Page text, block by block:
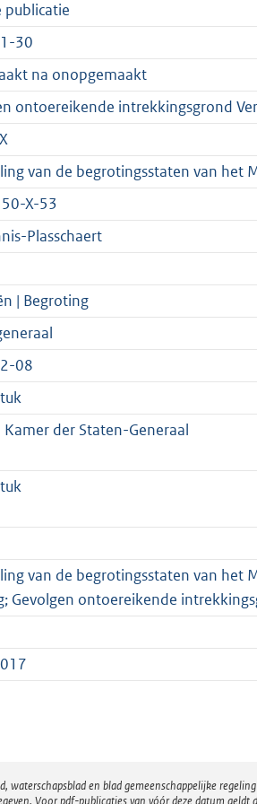
d
s
g
r
o
o
t
t
e
:
K
b
n
d
s
g
r
o
t
t
e
2
K
b
publicatie
30
na onopgemaakt
ontoereikende intrekkingsgrond
van de begrotingsstaten van het
X-53
Plasschaert
| Begroting
08
Kamer der Staten-Generaal
van de begrotingsstaten van het
Gevolgen ontoereikende
en blad gemeenschappelijke
Voor pdf-publicaties van vóór deze datum